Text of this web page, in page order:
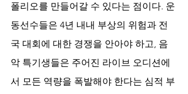
폴리오를 만들어갈 수 있다는 점이다. 운
동선수들은 4년 내내 부상의 위험과 전
국 대회에 대한 경쟁을 안아야 하고, 음
악 특기생들은 주어진 라이브 오디션에
서 모든 역량을 폭발해야 한다는 심적 부